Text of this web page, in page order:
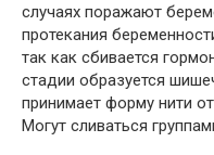
случаях поражают
протекания
так как сбивается
стадии образуется
принимает форму нити
Могут сливаться